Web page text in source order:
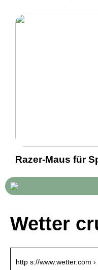
Razer-Maus für
Wetter
http s://www.wetter.com